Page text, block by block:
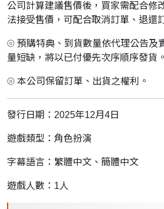
公司計算建議售價後，買家需配合修
法接受售價，可配合取消訂單、退還
⦾ 預購特典、到貨數量依代理公告及
量短缺，將以已付優先次序順序發貨。
⦾ 本公司保留訂單、出貨之權利。
發行日期：2025年12月4日
遊戲類型：角色扮演
字幕語言：繁體中文、簡體中文
遊戲人數：1人